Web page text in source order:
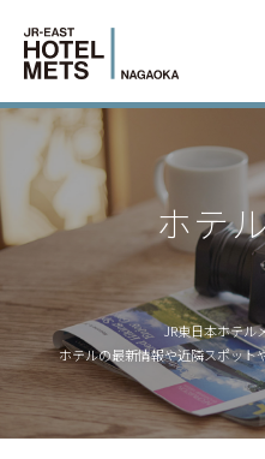
ホテ
JR東日本ホテル
ホテルの最新情報や近隣スポット